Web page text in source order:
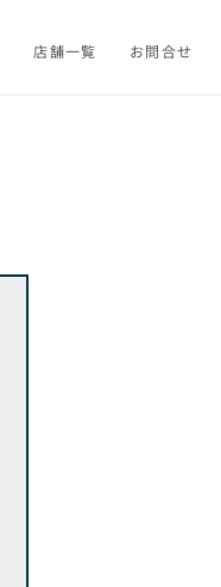
店舗一覧 お問合せ